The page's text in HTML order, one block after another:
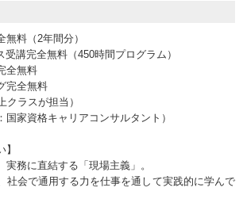
無料（2年間分）
受講完全無料（450時間プログラム）
全無料
完全無料
クラスが担当）
国家資格キャリアコンサルタント）
務に直結する「現場主義」。
社会で通用する力を仕事を通して実践的に学んで